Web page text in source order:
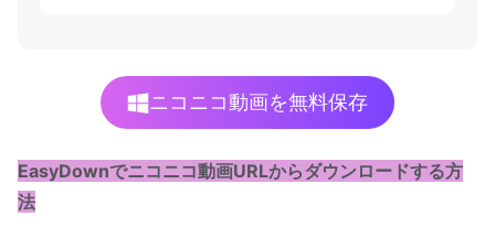
ニコニコ動画を無料保存
EasyDownでニコニコ動画URLからダウンロードする方
法